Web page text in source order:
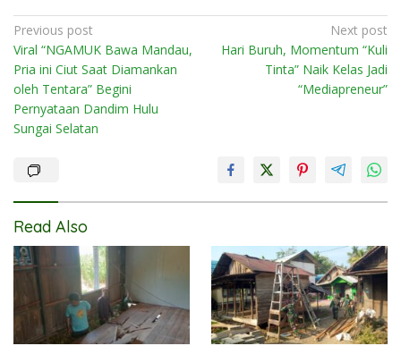
Post
navigation
Previous post
Viral “NGAMUK Bawa Mandau,
Pria ini Ciut Saat Diamankan
oleh Tentara” Begini
Pernyataan Dandim Hulu
Sungai Selatan
Next post
Hari Buruh, Momentum “Kuli
Tinta” Naik Kelas Jadi
“Mediapreneur”
Read Also